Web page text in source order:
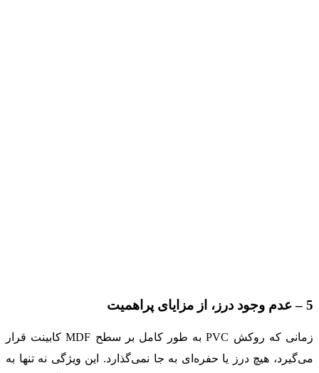
5 – عدم وجود درز، از مزایای پراهمیت
زمانی که روکش PVC به طور کامل بر سطح MDF کابینت قرار
می‌گیرد، هیچ درز یا حفره‌ای به جا نمی‌گذارد. این ویژگی نه تنها به